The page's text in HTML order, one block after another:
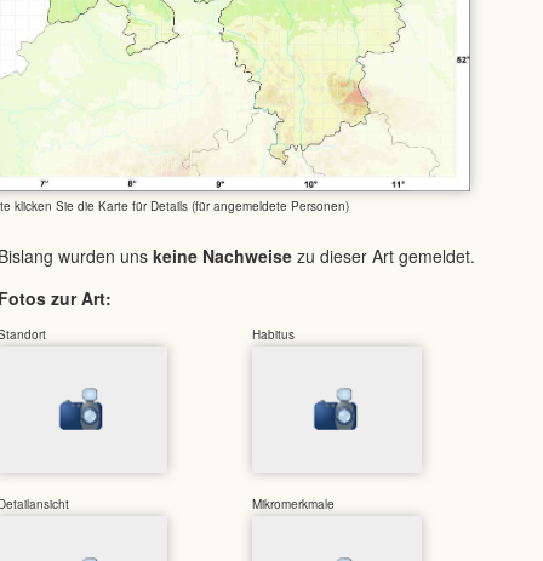
klicken Sie die Karte für Details (für angemeldete Personen)
wurden uns keine Nachweise zu dieser Art gemeldet.
zur Art:
Habitus
Mikromerkmale